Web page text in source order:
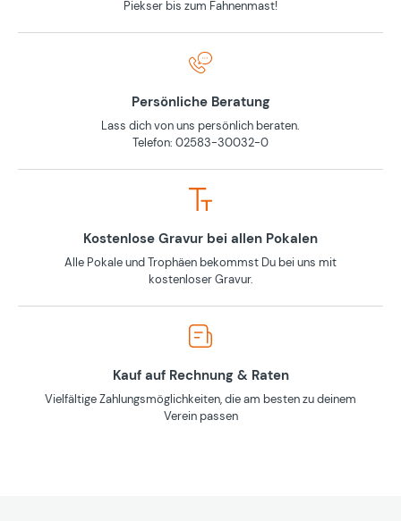
Piekser bis zum Fahnenmast!
Persönliche Beratung
Lass dich von uns persönlich beraten.
Telefon: 02583-30032-0
Kostenlose Gravur bei allen Pokalen
Alle Pokale und Trophäen bekommst Du bei uns mit
kostenloser Gravur.
Kauf auf Rechnung & Raten
Vielfältige Zahlungsmöglichkeiten, die am besten zu deinem
Verein passen